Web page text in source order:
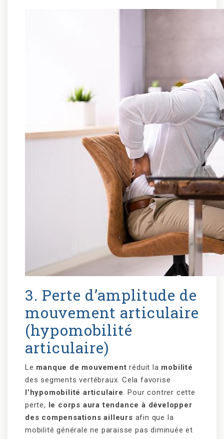
3. Perte d’amplitude de
mouvement articulaire
(hypomobilité
articulaire)
Le manque de mouvement réduit la mobilité
des segments vertébraux. Cela favorise
l’hypomobilité articulaire. Pour contrer cette
perte, le corps aura tendance à développer
des compensations ailleurs afin que la
mobilité générale ne paraisse pas diminuée et